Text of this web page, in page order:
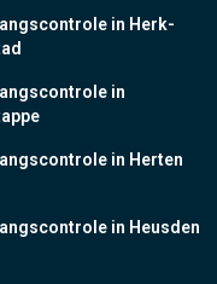
in Herk-
in
in Herten
in Heusden